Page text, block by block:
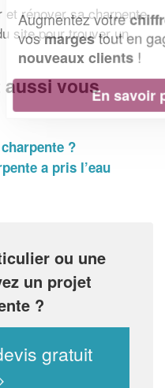
rénover sa charpente
site pour trouver un
aussi vous
?
a pris l’eau
ou une
un projet
?
gratuit
chiffre d'affaireset
en gagnant de
!
savoir plus